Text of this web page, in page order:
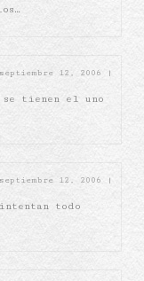
septiembre 12, 2006 |
se tienen el uno
septiembre 12, 2006 |
todo